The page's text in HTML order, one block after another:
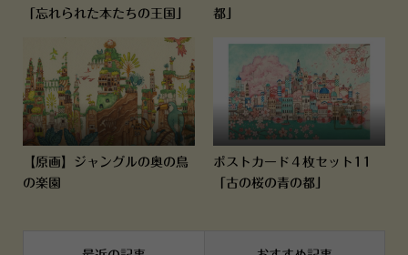
「忘れられた本たちの王国」
都」
【原画】ジャングルの奥の鳥
の楽園
ポストカード４枚セット11
「古の桜の青の都」